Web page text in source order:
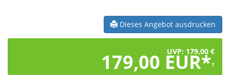
Dieses Angebot ausdrucken
UVP: 179,00 €
179,00 EUR*1